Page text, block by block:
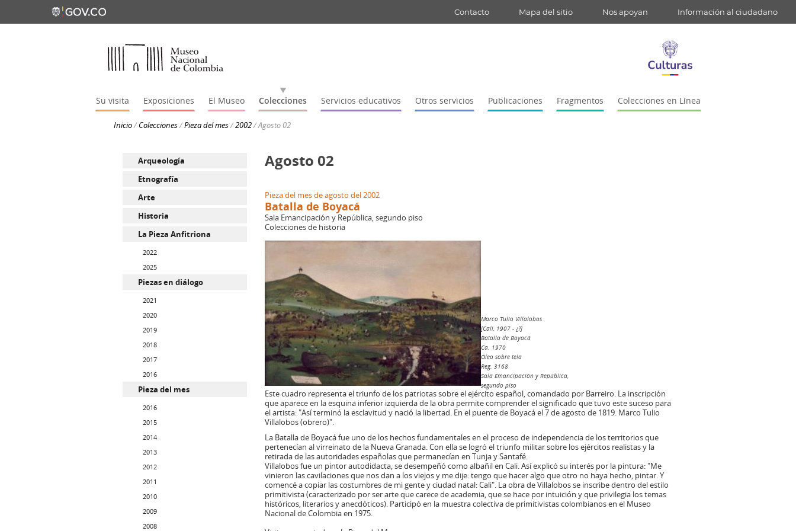
Contacto Mapa del sitio Nos apoyan Información al ciudadano
Su visita Exposiciones El Museo Colecciones Servicios educativos Otros servicios Publicaciones Fragmentos Colecciones en Línea
Inicio/Colecciones/Pieza del mes/2002/Agosto 02
Arqueología
Etnografía
Arte
Historia
La Pieza Anfitriona
2022
2025
Piezas en diálogo
2021
2020
2019
2018
2017
2016
Pieza del mes
2016
2015
2014
2013
2012
2011
2010
2009
2008
Agosto 02
Pieza del mes de agosto del 2002
Batalla de Boyacá
Sala Emancipación y República, segundo piso
Colecciones de historia
Marco Tulio Villalobos
[Cali, 1907 - ¿?]
Batalla de Boyacá
Ca. 1970
Óleo sobre tela
Reg. 3168
Sala Emancipación y República,
segundo piso
Este cuadro representa el triunfo de los patriotas sobre el ejército español, comandado por Barreiro. La inscripción
que aparece en la esquina inferior izquierda de la obra permite comprender el significado que tuvo este suceso para
el artista: "Así terminó la esclavitud y nació la libertad. En el puente de Boyacá el 7 de agosto de 1819. Marco Tulio
Villalobos (obrero)".
La Batalla de Boyacá fue uno de los hechos fundamentales en el proceso de independencia de los territorios que
pertenecían al virreinato de la Nueva Granada. Con ella se logró el triunfo militar sobre los ejércitos realistas y la
retirada de las autoridades españolas que permanecían en Tunja y Santafé.
Villalobos fue un pintor autodidacta, se desempeñó como albañil en Cali. Así explicó su interés por la pintura: "Me
vinieron las cavilaciones que nos dan a los viejos y me dije: tengo que hacer algo que otro no haya hecho, pintar. Y
comencé a copiar las costumbres de mi gente y ciudad natal: Cali". La obra de Villalobos se inscribe dentro del estilo
primitivista (caracterizado por ser arte que carece de academia, que se hace por intuición y que privilegia los temas
históricos, literarios y anecdóticos). Participó en la muestra colectiva de primitivistas colombianos en el Museo
Nacional de Colombia en 1975.